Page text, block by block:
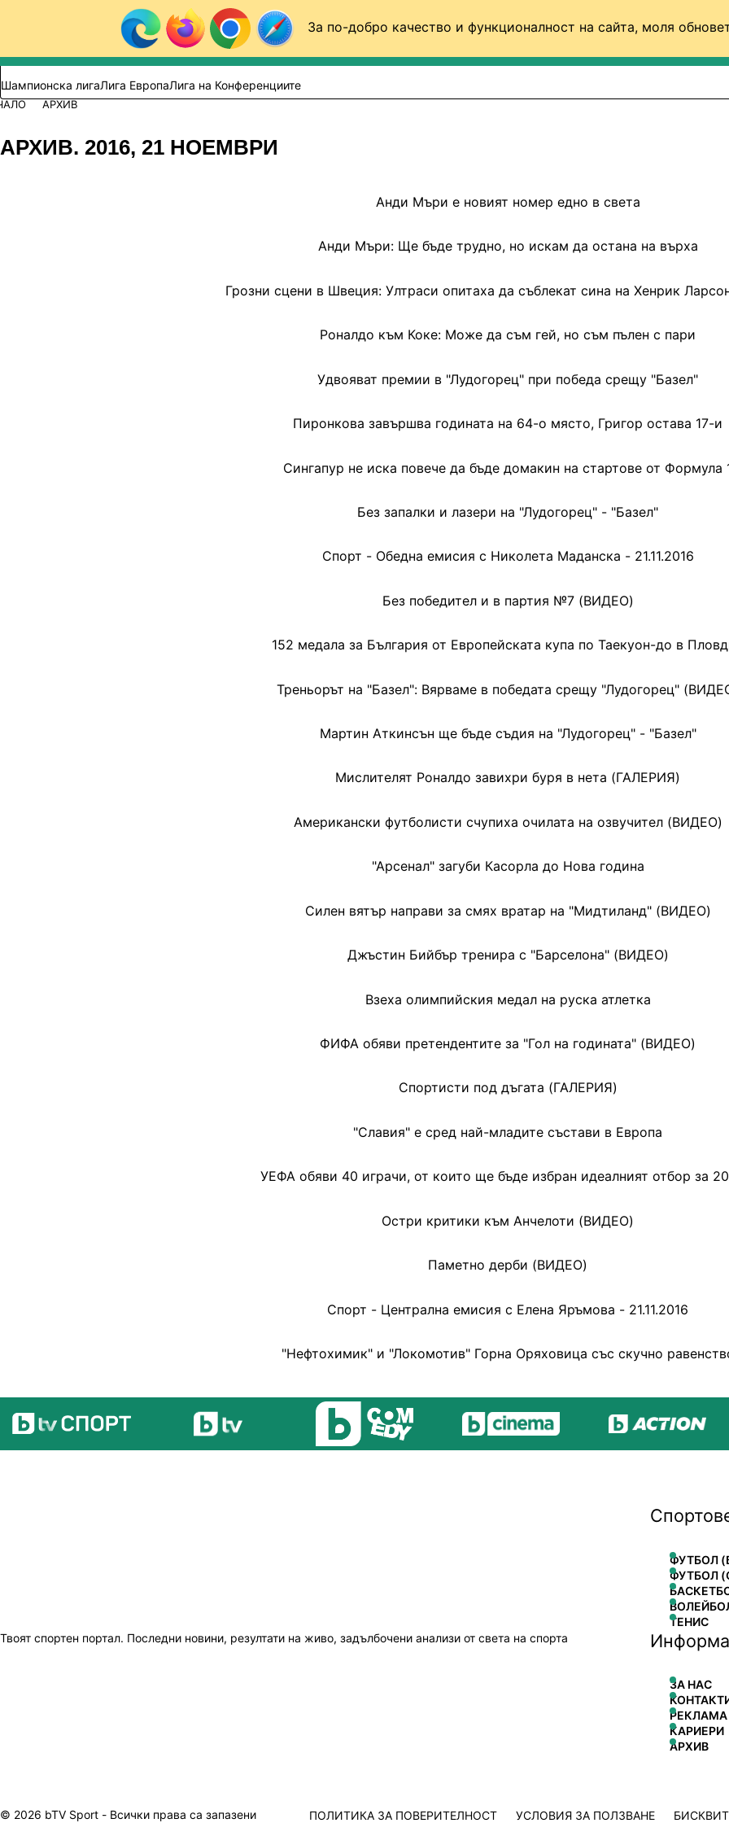
За по-добро качество и функционалност на сайта, моля
Към съдържанието
Търси в сайта
ВИДЕО ФУТБОЛ (БГ)
Шампионска лигаЛига ЕвропаЛига на Конференциите
АРХИВ
АРХИВ. 2016, 21 НОЕМВРИ
Анди Мъри е новият номер едно в света
Анди Мъри: Ще бъде трудно, но искам да остана на върха
Грозни сцени в Швеция: Ултраси опитаха да съблекат сина на Хенрик
Роналдо към Коке: Може да съм гей, но съм пълен с пари
Удвояват премии в "Лудогорец" при победа срещу "Базел"
Пиронкова завършва годината на 64-о място, Григор остава 17-и
Сингапур не иска повече да бъде домакин на стартове от Формула
Без запалки и лазери на "Лудогорец" - "Базел"
Спорт - Обедна емисия с Николета Маданска - 21.11.2016
Без победител и в партия №7 (ВИДЕО)
152 медала за България от Европейската купа по Таекуон-до в
Треньорът на "Базел": Вярваме в победата срещу "Лудогорец"
Мартин Аткинсън ще бъде съдия на "Лудогорец" - "Базел"
Мислителят Роналдо завихри буря в нета (ГАЛЕРИЯ)
Американски футболисти счупиха очилата на озвучител (ВИДЕО)
"Арсенал" загуби Касорла до Нова година
Силен вятър направи за смях вратар на "Мидтиланд" (ВИДЕО)
Джъстин Бийбър тренира с "Барселона" (ВИДЕО)
Взеха олимпийския медал на руска атлетка
ФИФА обяви претендентите за "Гол на годината" (ВИДЕО)
Спортисти под дъгата (ГАЛЕРИЯ)
"Славия" е сред най-младите състави в Европа
УЕФА обяви 40 играчи, от които ще бъде избран идеалният отбор за
Остри критики към Анчелоти (ВИДЕО)
Паметно дерби (ВИДЕО)
Спорт - Централна емисия с Елена Яръмова - 21.11.2016
"Нефтохимик" и "Локомотив" Горна Оряховица със скучно
Твоят спортен портал. Последни новини, резултати на живо, задълбочени анализи от света на спорта
ФУТБОЛ
ФУТБОЛ
ТЕНИС
ЗА НАС
РЕКЛАМА
КАРИЕРИ
АРХИВ
© 2026 bTV Sport - Всички права са запазени ПОЛИТИКА ЗА ПОВЕРИТЕЛНОСТ УСЛОВИЯ ЗА ПОЛЗВАНЕ